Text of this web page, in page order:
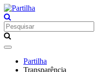
Toggle
navigationPartilha
Transparência